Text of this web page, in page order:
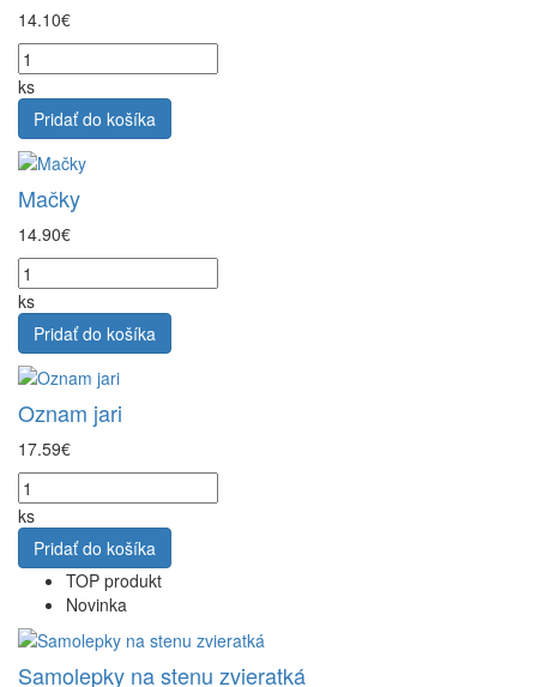
14.10€
ks
Pridať do košíka
Mačky
14.90€
ks
Pridať do košíka
Oznam jari
17.59€
ks
Pridať do košíka
TOP produkt
Novinka
Samolepky na stenu zvieratká